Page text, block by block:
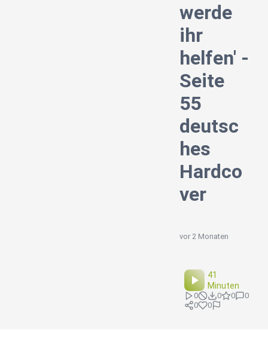
werde
ihr
helfen' -
Seite
55
deutsc
hes
Hardco
ver
vor 2 Monaten
41
Minuten
0 0 0
0
0
0